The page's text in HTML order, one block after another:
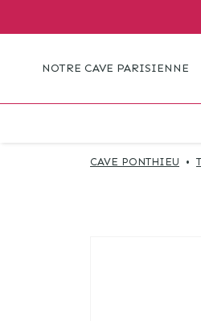
NOTRE CAVE PARISIENNE
CAVE PONTHIEU •